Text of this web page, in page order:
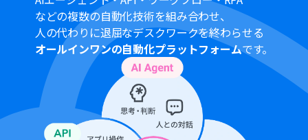
ださい。
ミニプラン・チームプラン・サクセスプランなどの有料プ
ランは、2週間の無料トライアルを行うことが可能です。
無料トライアル中には制限対象のアプリを使用すること
ができます。 詳しくは、料金プラン
のページをご参照く
ださい。
などの複数の自動化技術を組み合わせ、
人の代わりに退屈なデスクワークを終わらせる
オールインワンの自動化プラットフォームです。